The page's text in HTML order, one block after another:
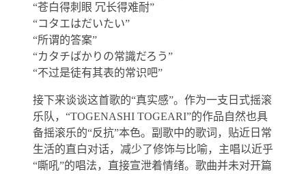
“苍白得刺眼 冗长得难耐”
“コタエはだいたい”
“所谓的答案”
“カタチばかりの常識だろう”
“不过是徒有其表的常识吧”
接下来谈谈这首歌的“真实感”。作为一支日式摇滚
乐队，“TOGENASHI TOGEARI”的作品自然也具
备摇滚乐的“反抗”本色。副歌中的歌词，贴近日常
生活的直白对话，减少了修饰与比喻，主唱以近乎
“嘶吼”的唱法，直接宣泄着情绪。歌曲并未对开篇